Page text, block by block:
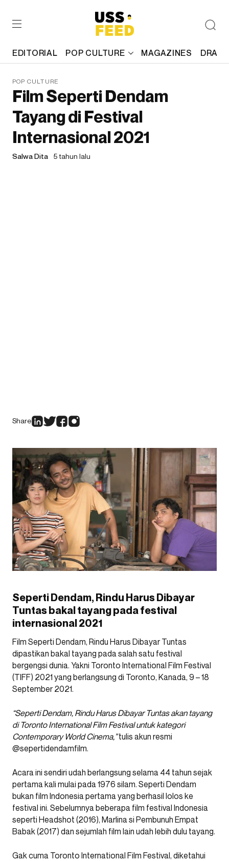
EDITORIAL POP CULTURE MAGAZINES
POP CULTURE
Film Seperti Dendam
Tayang di Festival
Internasional 2021
Salwa Dita 5 tahun lalu
Share
Seperti Dendam, Rindu Harus Dibayar
Tuntas bakal tayang pada festival
internasional 2021
Film Seperti Dendam, Rindu Harus Dibayar Tuntas
dipastikan bakal tayang pada salah satu festival
bergengsi dunia. Yakni Toronto International Film Festival
(TIFF) 2021 yang berlangsung di Toronto, Kanada, 9 – 18
September 2021.
“Seperti Dendam, Rindu Harus Dibayar Tuntas akan tayang
di Toronto International Film Festival untuk kategori
Contemporary World Cinema,”tulis akun resmi
@sepertidendamfilm.
Acara ini sendiri udah berlangsung selama 44 tahun sejak
pertama kali mulai pada 1976 silam. Seperti Dendam
bukan film Indonesia pertama yang berhasil lolos ke
festival ini. Sebelumnya beberapa film festival Indonesia
seperti Headshot (2016), Marlina si Pembunuh Empat
Babak (2017) dan sejumlah film lain udah lebih dulu tayang.
Gak cuma Toronto International Film Festival, diketahui